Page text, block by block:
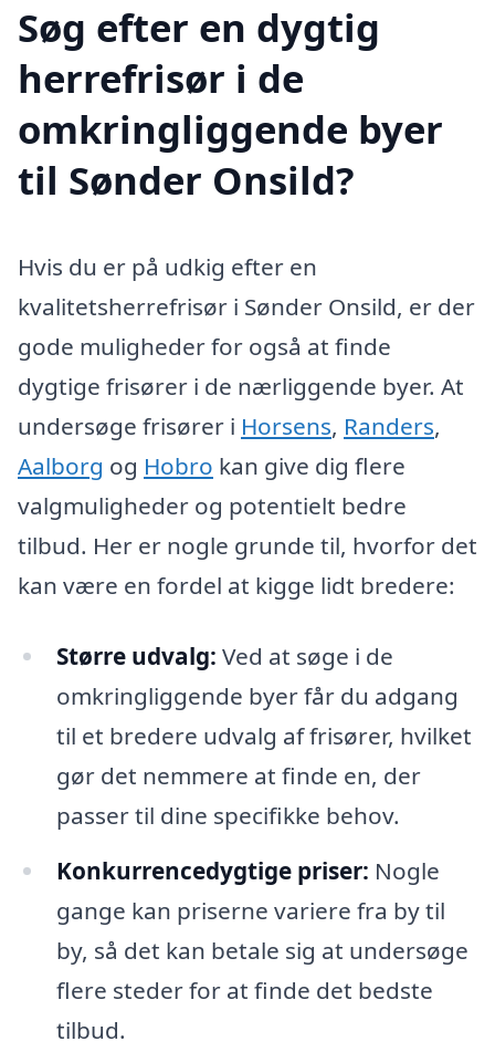
Søg efter en dygtig
herrefrisør i de
omkringliggende byer
til Sønder Onsild?
Hvis du er på udkig efter en
kvalitetsherrefrisør i Sønder Onsild, er der
gode muligheder for også at finde
dygtige frisører i de nærliggende byer. At
undersøge frisører i Horsens, Randers,
Aalborg og Hobro kan give dig flere
valgmuligheder og potentielt bedre
tilbud. Her er nogle grunde til, hvorfor det
kan være en fordel at kigge lidt bredere:
Større udvalg: Ved at søge i de
omkringliggende byer får du adgang
til et bredere udvalg af frisører, hvilket
gør det nemmere at finde en, der
passer til dine specifikke behov.
Konkurrencedygtige priser: Nogle
gange kan priserne variere fra by til
by, så det kan betale sig at undersøge
flere steder for at finde det bedste
tilbud.